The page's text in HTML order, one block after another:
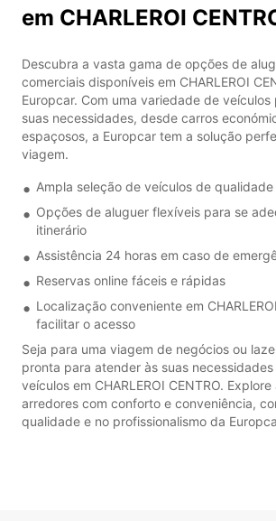
em CHARLEROI
Descubra a vasta gama de opções de
comerciais disponíveis em CHARLEROI
Europcar. Com uma variedade de
suas necessidades, desde carros
espaçosos, a Europcar tem a solução
viagem.
Ampla seleção de veículos de qualidade
Opções de aluguer flexíveis para se
itinerário
Assistência 24 horas em caso de
Reservas online fáceis e rápidas
Localização conveniente em
facilitar o acesso
Seja para uma viagem de negócios ou
pronta para atender às suas
veículos em CHARLEROI CENTRO.
arredores com conforto e conveniência,
qualidade e no profissionalismo da